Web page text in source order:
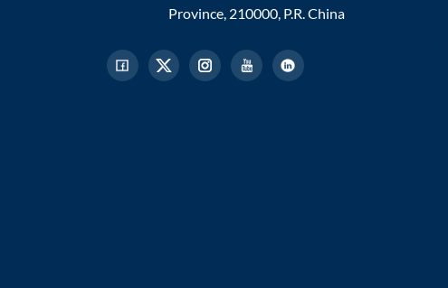
Province, 210000, P.R. China